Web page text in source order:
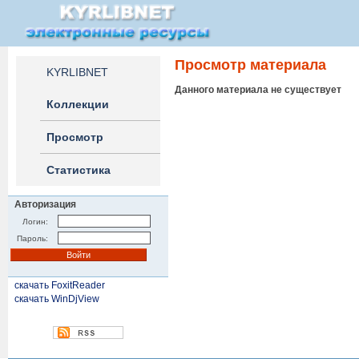
KYRLIBNET
Коллекции
Просмотр
Статистика
Авторизация
Логин:
Пароль:
скачать FoxitReader
скачать WinDjView
Просмотр материала
Данного материала не существует